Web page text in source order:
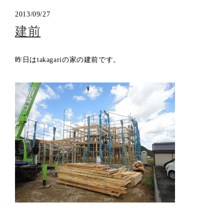
2013/09/27
建前
昨日はtakagariの家の建前です。